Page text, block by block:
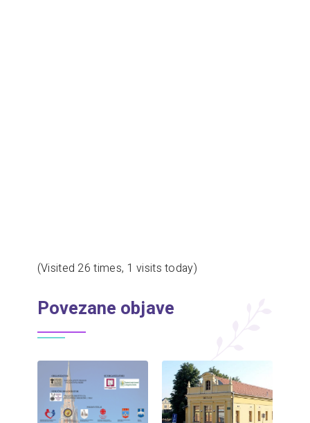
(Visited 26 times, 1 visits today)
Povezane objave